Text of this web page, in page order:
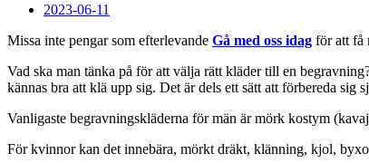
2023-06-11
Missa inte pengar som efterlevande Gå med oss idag för att få
Vad ska man tänka på för att välja rätt kläder till en
kännas bra att klä upp sig. Det är dels ett sätt att förbereda sig
Vanligaste begravningskläderna för män är mörk kostym
För kvinnor kan det innebära, mörkt dräkt, klänning, kjol,